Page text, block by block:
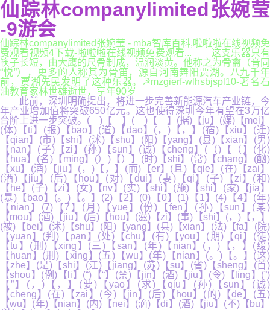
仙踪林companylimited张婉莹
-9游会
仙踪林companylimited张婉莹 - mba智库百科,啦啦啦在线视频免
费观看视频4下载-啦啦啦在线视频免费观看... 这支乐器只有
筷子长短，由大鹰的尺骨制成，温润淡黄。他称之为骨龠（音同
“悦”），更多的人称其为骨笛，源自河南舞阳贾湖。八九千年
前，贾湖先民发明了这种乐器。☭mzgierf-wlhsbjspl10-著名石
油教育家林世雄逝世，享年90岁
此前，深圳明确提出，将进一步完善新能源汽车产业链，今
年产业增加值将突破650亿元。这也使得深圳今年有望在3万亿
台阶上进一步突破。( )【 】( )【 】(据)【ju】(媒)【mei】
(体)【ti】(报)【bao】(道)【dao】(，)【，】(宿)【xiu】(迁)
【qian】(市)【shi】(沭)【shu】(阳)【yang】(县)【xian】(男)
【nan】(子)【zi】(孙)【sun】(诚)【cheng】(（)【（】(化)
【hua】(名)【ming】(）)【）】(时)【shi】(常)【chang】(酗)
【xu】(酒)【jiu】(，)【，】(而)【er】(且)【qie】(在)【zai】
(酒)【jiu】(后)【hou】(对)【dui】(妻)【qi】(子)【zi】(和)
【he】(子)【zi】(女)【nv】(实)【shi】(施)【shi】(家)【jia】
(暴)【bao】(。)【。】(2)【2】(0)【0】(1)【1】(4)【4】(年)
【nian】(7)【7】(月)【yue】(份)【fen】(孙)【sun】(某)
【mou】(酒)【jiu】(后)【hou】(滋)【zi】(事)【shi】(，)【，】
(被)【bei】(沭)【shu】(阳)【yang】(县)【xian】(法)【fa】(院)
【yuan】(判)【pan】(处)【chu】(有)【you】(期)【qi】(徒)
【tu】(刑)【xing】(三)【san】(年)【nian】(，)【，】(缓)
【huan】(刑)【xing】(五)【wu】(年)【nian】(。)【。】(这)
【zhe】(是)【shi】(江)【jiang】(苏)【su】(省)【sheng】(首)
【shou】(例)【li】(“)【“】(禁)【jin】(酒)【jiu】(令)【ling】(”)
【”】(，)【，】(要)【yao】(求)【qiu】(孙)【sun】(诚)
【cheng】(在)【zai】(今)【jin】(后)【hou】(的)【de】(五)
【wu】(年)【nian】(内)【nei】(滴)【di】(酒)【jiu】(不)【bu】